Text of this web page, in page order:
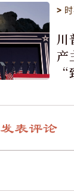
>
川
产
“
发表评论